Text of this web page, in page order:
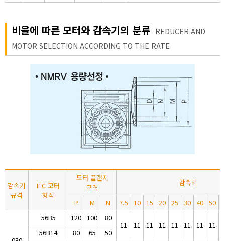
비율에 따른 모터와 감속기의 분류 REDUCER AND
MOTOR SELECTION ACCORDING TO THE RATE
감속기
규격
IEC 모터
형식
모터 플랜지
규격
감속비
P M N 7.5 10 15 20 25 30 40 50
56B5 120 100 80
11 11 11 11 11 11 11 11
56B14 80 65 50